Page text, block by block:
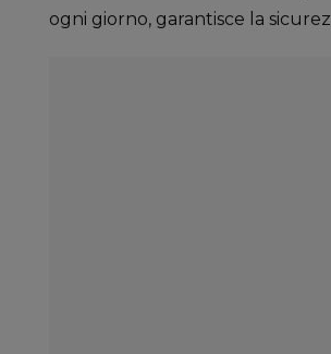
ogni giorno, garantisce la